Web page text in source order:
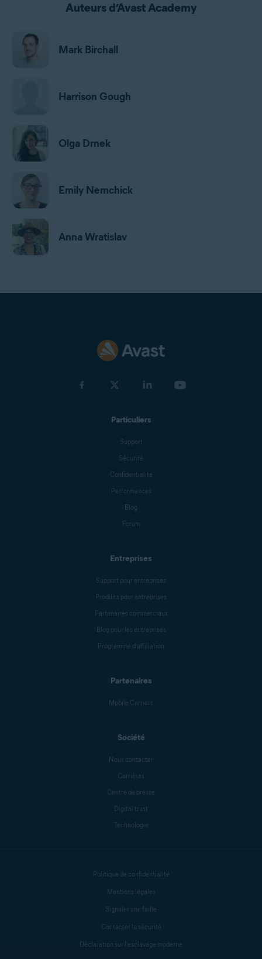
Auteurs d’Avast Academy
Mark Birchall
Harrison Gough
Olga Drnek
Emily Nemchick
Anna Wratislav
Michelle Robins
Benjamin Gorman
Jessica Valasek Estenssoro
Melanie Weber
Crissy Joshua
Sandro Villinger
Sander van Hezik
Danielle Bodnar
Anthony Freda
Particuliers
Support
Sécurité
Confidentialité
Performances
Blog
Forum
Entreprises
Support pour entreprises
Produits pour entreprises
Partenaires commerciaux
Blog pour les entreprises
Programme d’affiliation
Partenaires
Mobile Carriers
Société
Nous contacter
Carrières
Centre de presse
Digital trust
Technologie
Politique de confidentialité
Mentions légales
Signaler une faille
Contacter la sécurité
Déclaration sur l’esclavage moderne